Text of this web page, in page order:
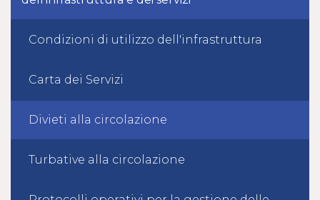
Condizioni di utilizzo dell'infrastruttura
Carta dei Servizi
Divieti alla circolazione
Turbative alla circolazione